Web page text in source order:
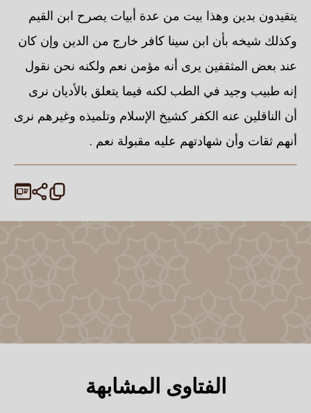
يتقيدون بدين وهذا بيت من عدة أبيات يصرح ابن القيم
وكذلك شيخه بأن ابن سينا كافر خارج من الدين وإن كان
عند بعض المثقفين يرى أنه مؤمن نعم ولكنه نحن نقول
إنه طبيب وجيد في الطب لكنه فيما يتعلق بالأديان نرى
أن الناقلين عنه الكفر كشيخ الإسلام وتلميذه وغيرهم نرى
أنهم ثقات وأن شهادتهم عليه مقبولة نعم .
الفتاوى المشابهة